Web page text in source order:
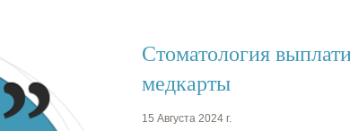
Стоматология
медкарты
15 Августа 2024 г.